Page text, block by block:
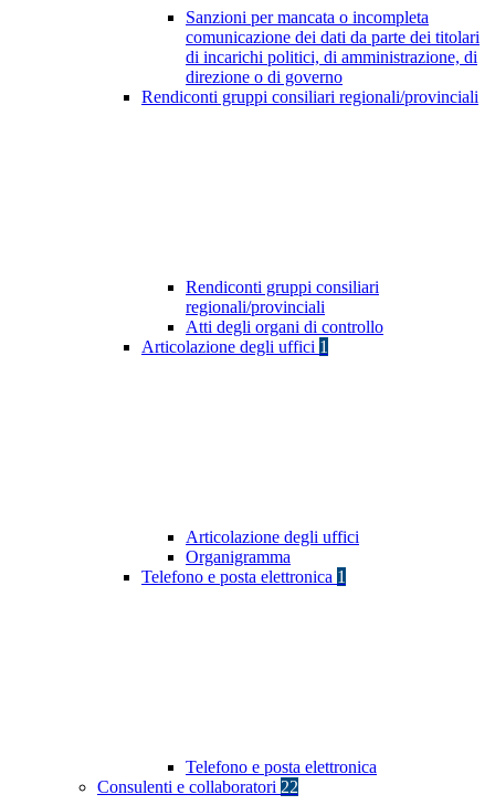
Sanzioni per mancata o incompleta
comunicazione dei dati da parte dei titolari
di incarichi politici, di amministrazione, di
direzione o di governo
Rendiconti gruppi consiliari regionali/provinciali
Rendiconti gruppi consiliari
regionali/provinciali
Atti degli organi di controllo
Articolazione degli uffici 1
Articolazione degli uffici
Organigramma
Telefono e posta elettronica 1
Telefono e posta elettronica
Consulenti e collaboratori 22